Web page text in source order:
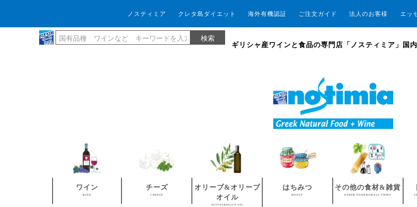
エッ
法人のお客様
ご注文ガイド
海外有機認証
クレタ島ダイエット
ノスティミア
ギリシャ産ワインと食品の専門店「ノスティミア」国
ワイン
WINE
チーズ
CHEESE
オリーブ&オリーブ
オイル
OLIVES&OLIVE OIL
はちみつ
HONEY
その他の食材&雑貨
OTHER FOOD&SMALL ITEMS